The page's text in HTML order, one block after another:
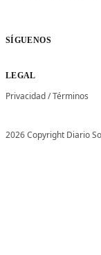
SÍGUENOS
LEGAL
Privacidad/Términos
2026 Copyright Diario